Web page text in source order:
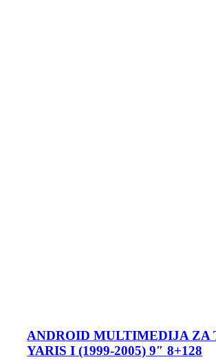
ANDROID MULTIMEDIJA ZA
YARIS I (1999-2005) 9″ 8+128